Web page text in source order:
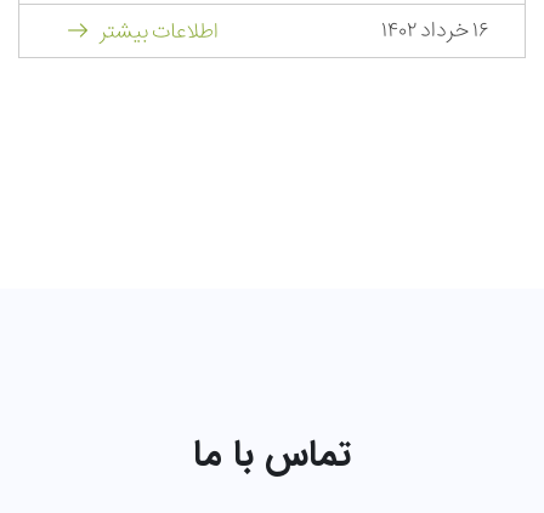
۱۶ خرداد ۱۴۰۲ اطلاعات بیشتر
تماس با ما